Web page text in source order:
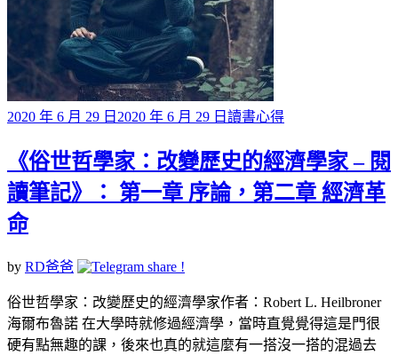
Posted
on
2020 年 6 月 29 日 2020 年 6 月 29 日 讀書心得
《俗世哲學家：改變歷史的經濟學家 – 閱
讀筆記》： 第一章 序論，第二章 經濟革
命
by RD爸爸
俗世哲學家：改變歷史的經濟學家作者：Robert L. Heilbroner
海爾布魯諾 在大學時就修過經濟學，當時直覺覺得這是門很
硬有點無趣的課，後來也真的就這麼有一搭沒一搭的混過去